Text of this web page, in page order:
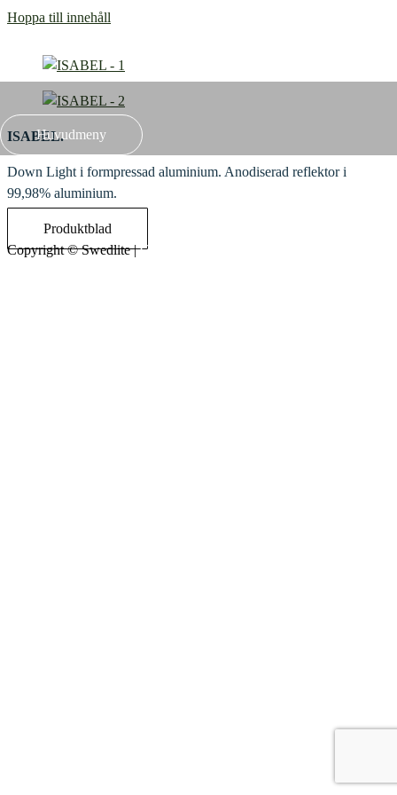
Hoppa till innehåll
Huvudmeny
ISABEL.
Down Light i formpressad aluminium. Anodiserad reflektor i
99,98% aluminium.
Produktblad
Copyright ©Swedlite|Credits